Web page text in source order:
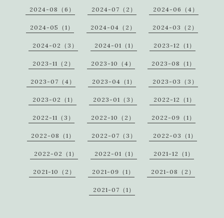
2024-08（6） 2024-07（2） 2024-06（4）
2024-05（1） 2024-04（2） 2024-03（2）
2024-02（3） 2024-01（1） 2023-12（1）
2023-11（2） 2023-10（4） 2023-08（1）
2023-07（4） 2023-04（1） 2023-03（3）
2023-02（1） 2023-01（3） 2022-12（1）
2022-11（3） 2022-10（2） 2022-09（1）
2022-08（1） 2022-07（3） 2022-03（1）
2022-02（1） 2022-01（1） 2021-12（1）
2021-10（2） 2021-09（1） 2021-08（2）
2021-07（1）